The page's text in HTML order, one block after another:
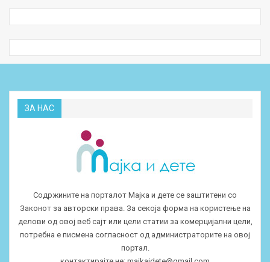
ЗА НАС
Содржините на порталот Мајка и дете се заштитени со
Законот за авторски права. За секоја форма на користење на
делови од овој веб сајт или цели статии за комерцијални цели,
потребна е писмена согласност од администраторите на овој
портал.